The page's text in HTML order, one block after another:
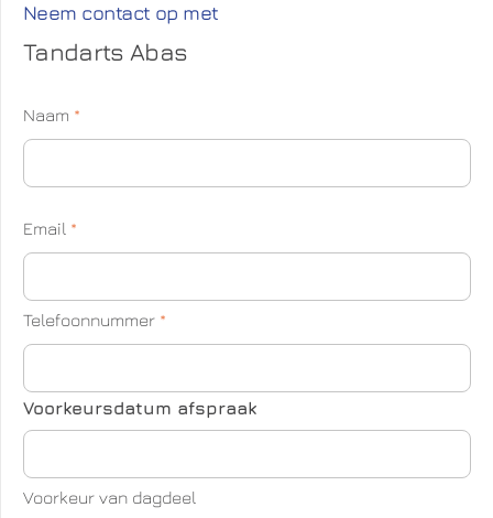
Neem contact op met
Tandarts Abas
Naam *
Email *
Telefoonnummer *
Voorkeursdatum afspraak
Voorkeur van dagdeel